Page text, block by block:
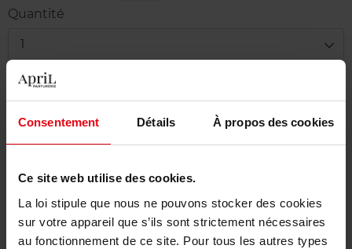
Consentement Détails À propos des cookies
Ce site web utilise des cookies.
La loi stipule que nous ne pouvons stocker des cookies
sur votre appareil que s’ils sont strictement nécessaires
au fonctionnement de ce site. Pour tous les autres types
Quantité
1
Livraison
Livraison gratuite à partir de 50€
Retour gratuit dans votre magasin